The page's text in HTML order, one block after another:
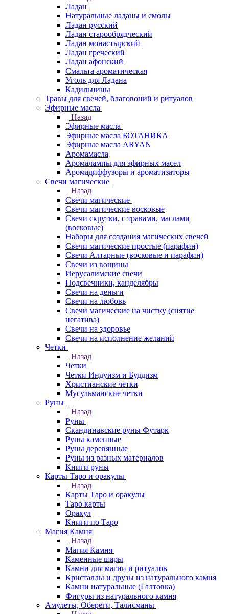
Ладан
Натуральные ладаны и смолы
Ладан русский
Ладан старообрядческий
Ладан монастырский
Ладан греческий
Ладан афонский
Смальта ароматическая
Уголь для Ладана
Кадильницы
Травы для свечей, благовоний и ритуалов
Эфирные масла
Назад
Эфирные масла
Эфирные масла БОТАНИКА
Эфирные масла ARYAN
Аромамасла
Аромалампы для эфирных масел
Аромадиффузоры и ароматизаторы
Свечи магические
Назад
Свечи магические
Свечи магические восковые
Свечи скрутки, с травами, маслами
(восковые)
Наборы для создания магических свечей
Свечи магические простые (парафин)
Свечи Алтарные (восковые и парафин)
Свечи из вощины
Иерусалимские свечи
Подсвечники, канделябры
Свечи на деньги
Свечи на любовь
Свечи магические на чистку (снятие
негатива)
Свечи на здоровье
Свечи на исполнение желаний
Четки
Назад
Четки
Четки Индуизм и Буддизм
Христианские четки
Мусульманские четки
Руны
Назад
Руны
Скандинавские руны Футарк
Руны каменные
Руны деревянные
Руны из разных материалов
Книги руны
Карты Таро и оракулы
Назад
Карты Таро и оракулы
Таро карты
Оракул
Книги по Таро
Магия Камня
Назад
Магия Камня
Каменные шары
Камни для магии и ритуалов
Кристаллы и друзы из натурального камня
Камни натуральные (Галтовка)
Фигуры из натурального камня
Амулеты, Обереги, Талисманы